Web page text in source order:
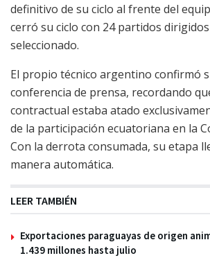
definitivo de su ciclo al frente del
cerró su ciclo con 24 partidos
seleccionado.
El propio técnico argentino confirmó
conferencia de prensa, recordando
contractual estaba atado
de la participación ecuatoriana en la
Con la derrota consumada, su etapa
manera automática.
LEER TAMBIÉN
Exportaciones paraguayas de origen
1.439 millones hasta julio